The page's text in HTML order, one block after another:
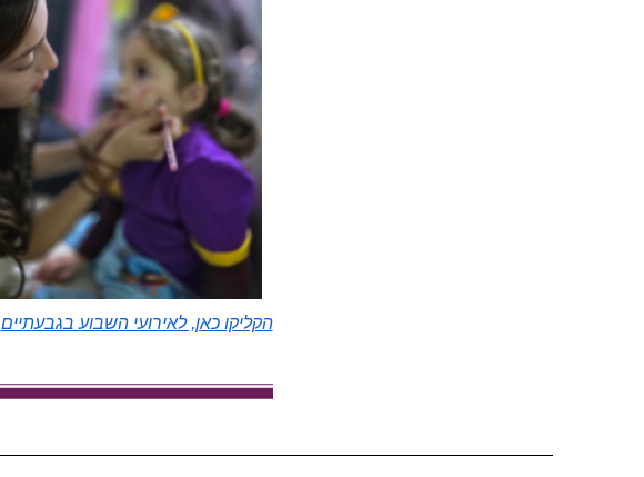
הקליקו כאן, לאירועי השבוע בגבעתיים